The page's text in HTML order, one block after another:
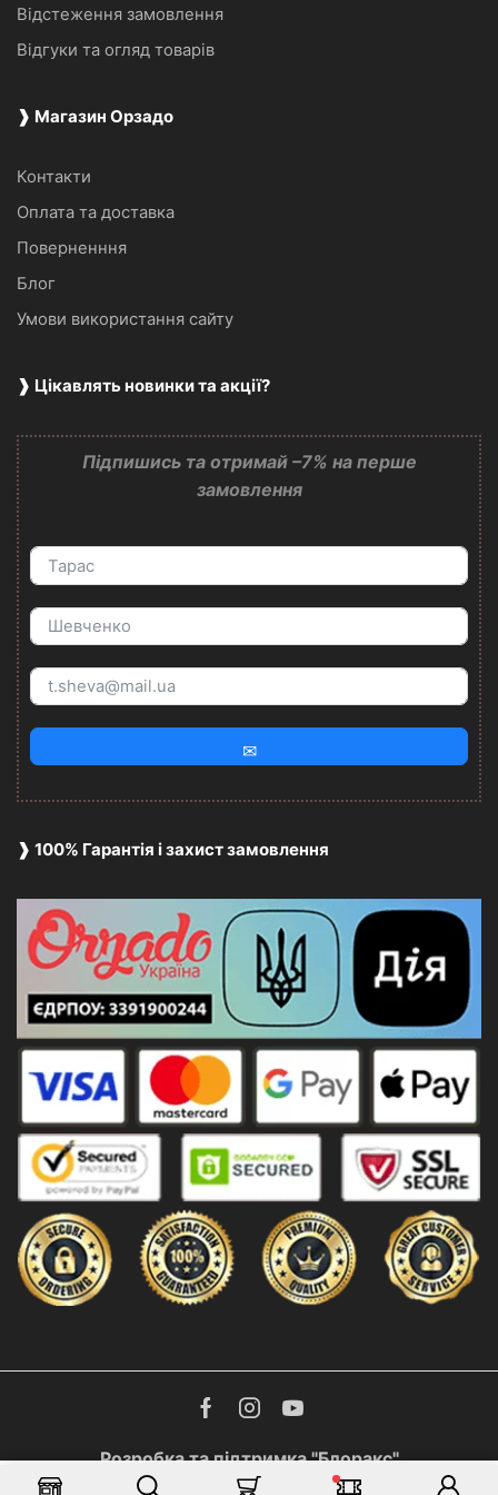
Відстеження замовлення
Відгуки та огляд товарів
❱ Магазин Орзадо
Контакти
Оплата та доставка
Поверненння
Блог
Умови використання сайту
❱ Цікавлять новинки та акції?
Підпишись та отримай –7% на перше
замовлення
✉
❱ 100% Гарантія і захист замовлення
Facebook
Instagram
Youtube
Розробка та підтримка "Блоракс"